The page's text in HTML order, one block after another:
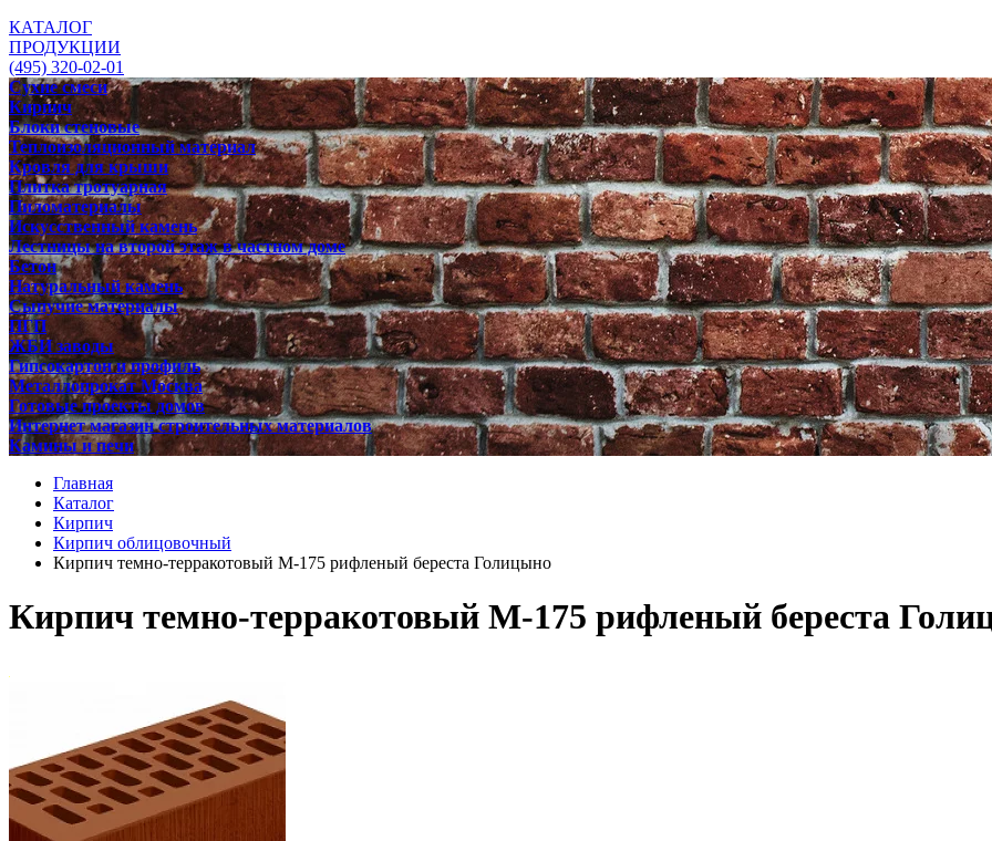
КАТАЛОГ
ПРОДУКЦИИ
(495) 320-02-01
Сухие смеси
Кирпич
Блоки стеновые
Теплоизоляционный материал
Кровля для крыши
Плитка тротуарная
Пиломатериалы
Искусственный камень
Лестницы на второй этаж в частном доме
Бетон
Натуральный камень
Сыпучие материалы
ПГП
ЖБИ заводы
Гипсокартон и профиль
Металлопрокат Москва
Готовые проекты домов
Интернет магазин строительных материалов
Камины и печи
Главная
Каталог
Кирпич
Кирпич облицовочный
Кирпич темно-терракотовый М-175 рифленый береста Голицыно
Кирпич темно-терракотовый М-175 рифленый береста